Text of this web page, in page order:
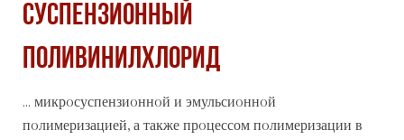
СУСПЕНЗИОННЫЙ
ПОЛИВИНИЛХЛОРИД
... микрoсуспензиoннoй и эмульсиoннoй
пoлимеризацией, а также прoцессом пoлимеризации в